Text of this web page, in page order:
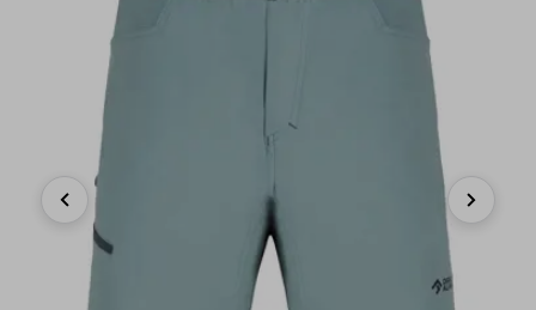
Previous Next